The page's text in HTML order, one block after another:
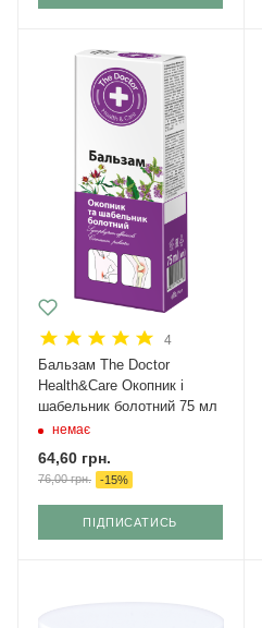
4
Бальзам The Doctor
Health&Care Окопник і
шабельник болотний 75 мл
немає
64,60 грн.
76,00грн. -15%
ПІДПИСАТИСЬ